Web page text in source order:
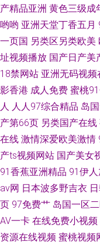
产精品亚洲 黄色三级成
哟哟 亚洲天堂丁香五月
一页国 另类区另类欧美
址视频播放 国产日产美
18禁网站 亚洲无码视频
影香港 成人免费 蜜桃
人 人人97综合精品 岛
产第66页 另类国产在线
在线 激情深爱欧美激情
产ts视频网站 国产美女
91香蕉亚洲精品 91伊
av网 日本波多野吉衣
页 97免费艹 岛国一区
AV一卡 在线免费小视频
资源在线视频 蜜桃视频